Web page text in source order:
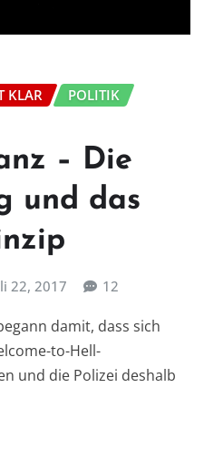
KLAR
POLITIK
– Die
und das
22, 2017 12
damit, dass sich
to-Hell-
und die Polizei deshalb